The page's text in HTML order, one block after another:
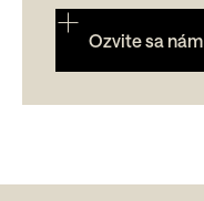
Ozvite sa nám